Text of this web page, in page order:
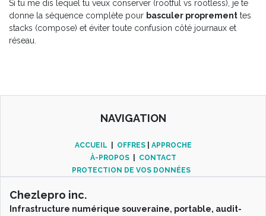
Si tu me dis lequel tu veux conserver (rootful vs rootless), je te
donne la séquence complète pour basculer proprement tes
stacks (compose) et éviter toute confusion côté journaux et
réseau.
NAVIGATION
ACCUEIL OFFRES
APPROCHE
À-PROPOS
CONTACT
PROTECTION DE VOS DONNÉES
Chezlepro inc.
Infrastructure numérique souveraine, portable, audit-